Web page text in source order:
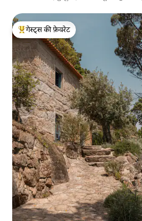
गेस्ट्स का टॉप फ़ेवरेट
गेस्ट्स की फ़ेवरेट